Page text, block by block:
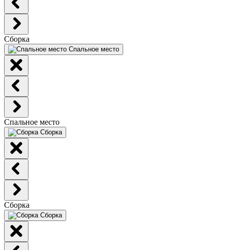
Сборка
Спальное место
Спальное место
Сборка
Сборка
Сборка